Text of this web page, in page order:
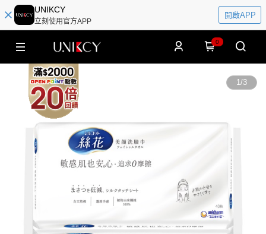
UNIKCY
立刻使用官方APP
開啟APP
0
1/3